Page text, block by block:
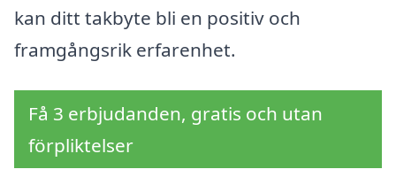
kan ditt takbyte bli en positiv och
framgångsrik erfarenhet.
Få 3 erbjudanden, gratis och utan
förpliktelser